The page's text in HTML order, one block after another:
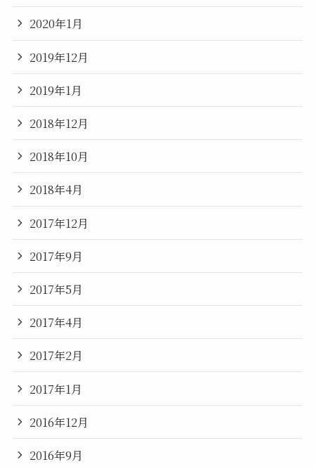
2020年1月
2019年12月
2019年1月
2018年12月
2018年10月
2018年4月
2017年12月
2017年9月
2017年5月
2017年4月
2017年2月
2017年1月
2016年12月
2016年9月